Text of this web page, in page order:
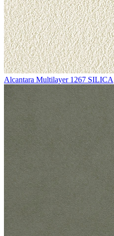
Alcantara Multilayer 1267 SILICA